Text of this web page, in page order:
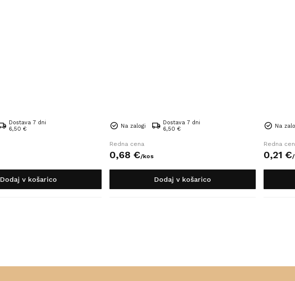
Dostava 7 dni
6,50 €
Dodaj v košarico
Na zalogi
Dostava 7 dni
6,50 €
Redna cena
0,68 €/kos
Dodaj v košarico
Na
Redna
0,21 €/